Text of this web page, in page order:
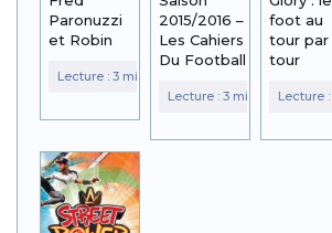
Paronuzzi
et Robin
2015/2016 –
Les Cahiers
Du Football
foot au
tour par
tour